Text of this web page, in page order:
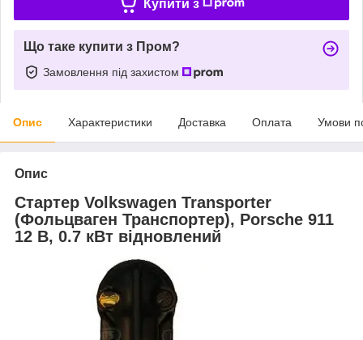
Купити з
Що таке купити з Пром?
Замовлення під захистом
Опис Характеристики Доставка Оплата Умови
Опис
Стартер Volkswagen Transporter
(Фольцваген Транспортер), Porsche 911
12 В, 0.7 кВт відновлений